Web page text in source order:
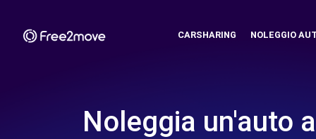
CARSHARING NOLEGGIO
Noleggia un'auto a